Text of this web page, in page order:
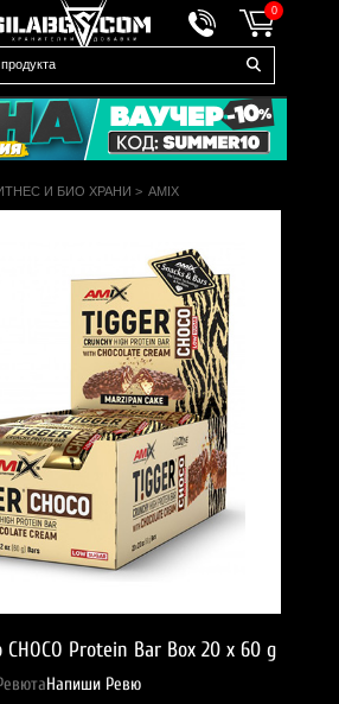
0
И БИО ХРАНИ > AMIX
CHOCO Protein Bar Box 20 x 60 g
Напиши Ревю